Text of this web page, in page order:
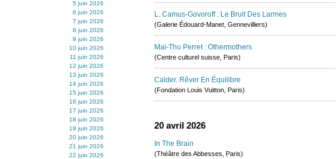
5 juin 2026
6 juin 2026
7 juin 2026
8 juin 2026
9 juin 2026
10 juin 2026
11 juin 2026
12 juin 2026
13 juin 2026
14 juin 2026
15 juin 2026
16 juin 2026
17 juin 2026
18 juin 2026
19 juin 2026
20 juin 2026
21 juin 2026
22 juin 2026
L. Camus-Govoroff : Le Bruit Des Larmes
(Galerie Édouard-Manet, Gennevilliers)
Mai-Thu Perret : Othermothers
(Centre culturel suisse, Paris)
Calder. Rêver En Équilibre
(Fondation Louis Vuitton, Paris)
20 avril 2026
In The Brain
(Théâtre des Abbesses, Paris)